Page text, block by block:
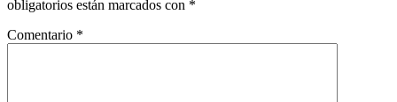
obligatorios están marcados con *
Comentario *